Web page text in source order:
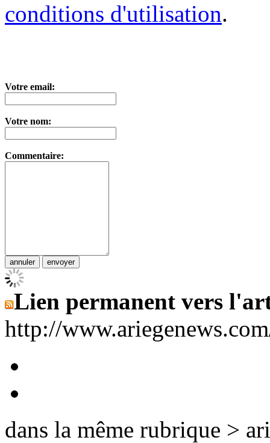
conditions d'utilisation.
Votre email:
Votre nom:
Commentaire:
Lien permanent vers
http://
dans la même rubrique >